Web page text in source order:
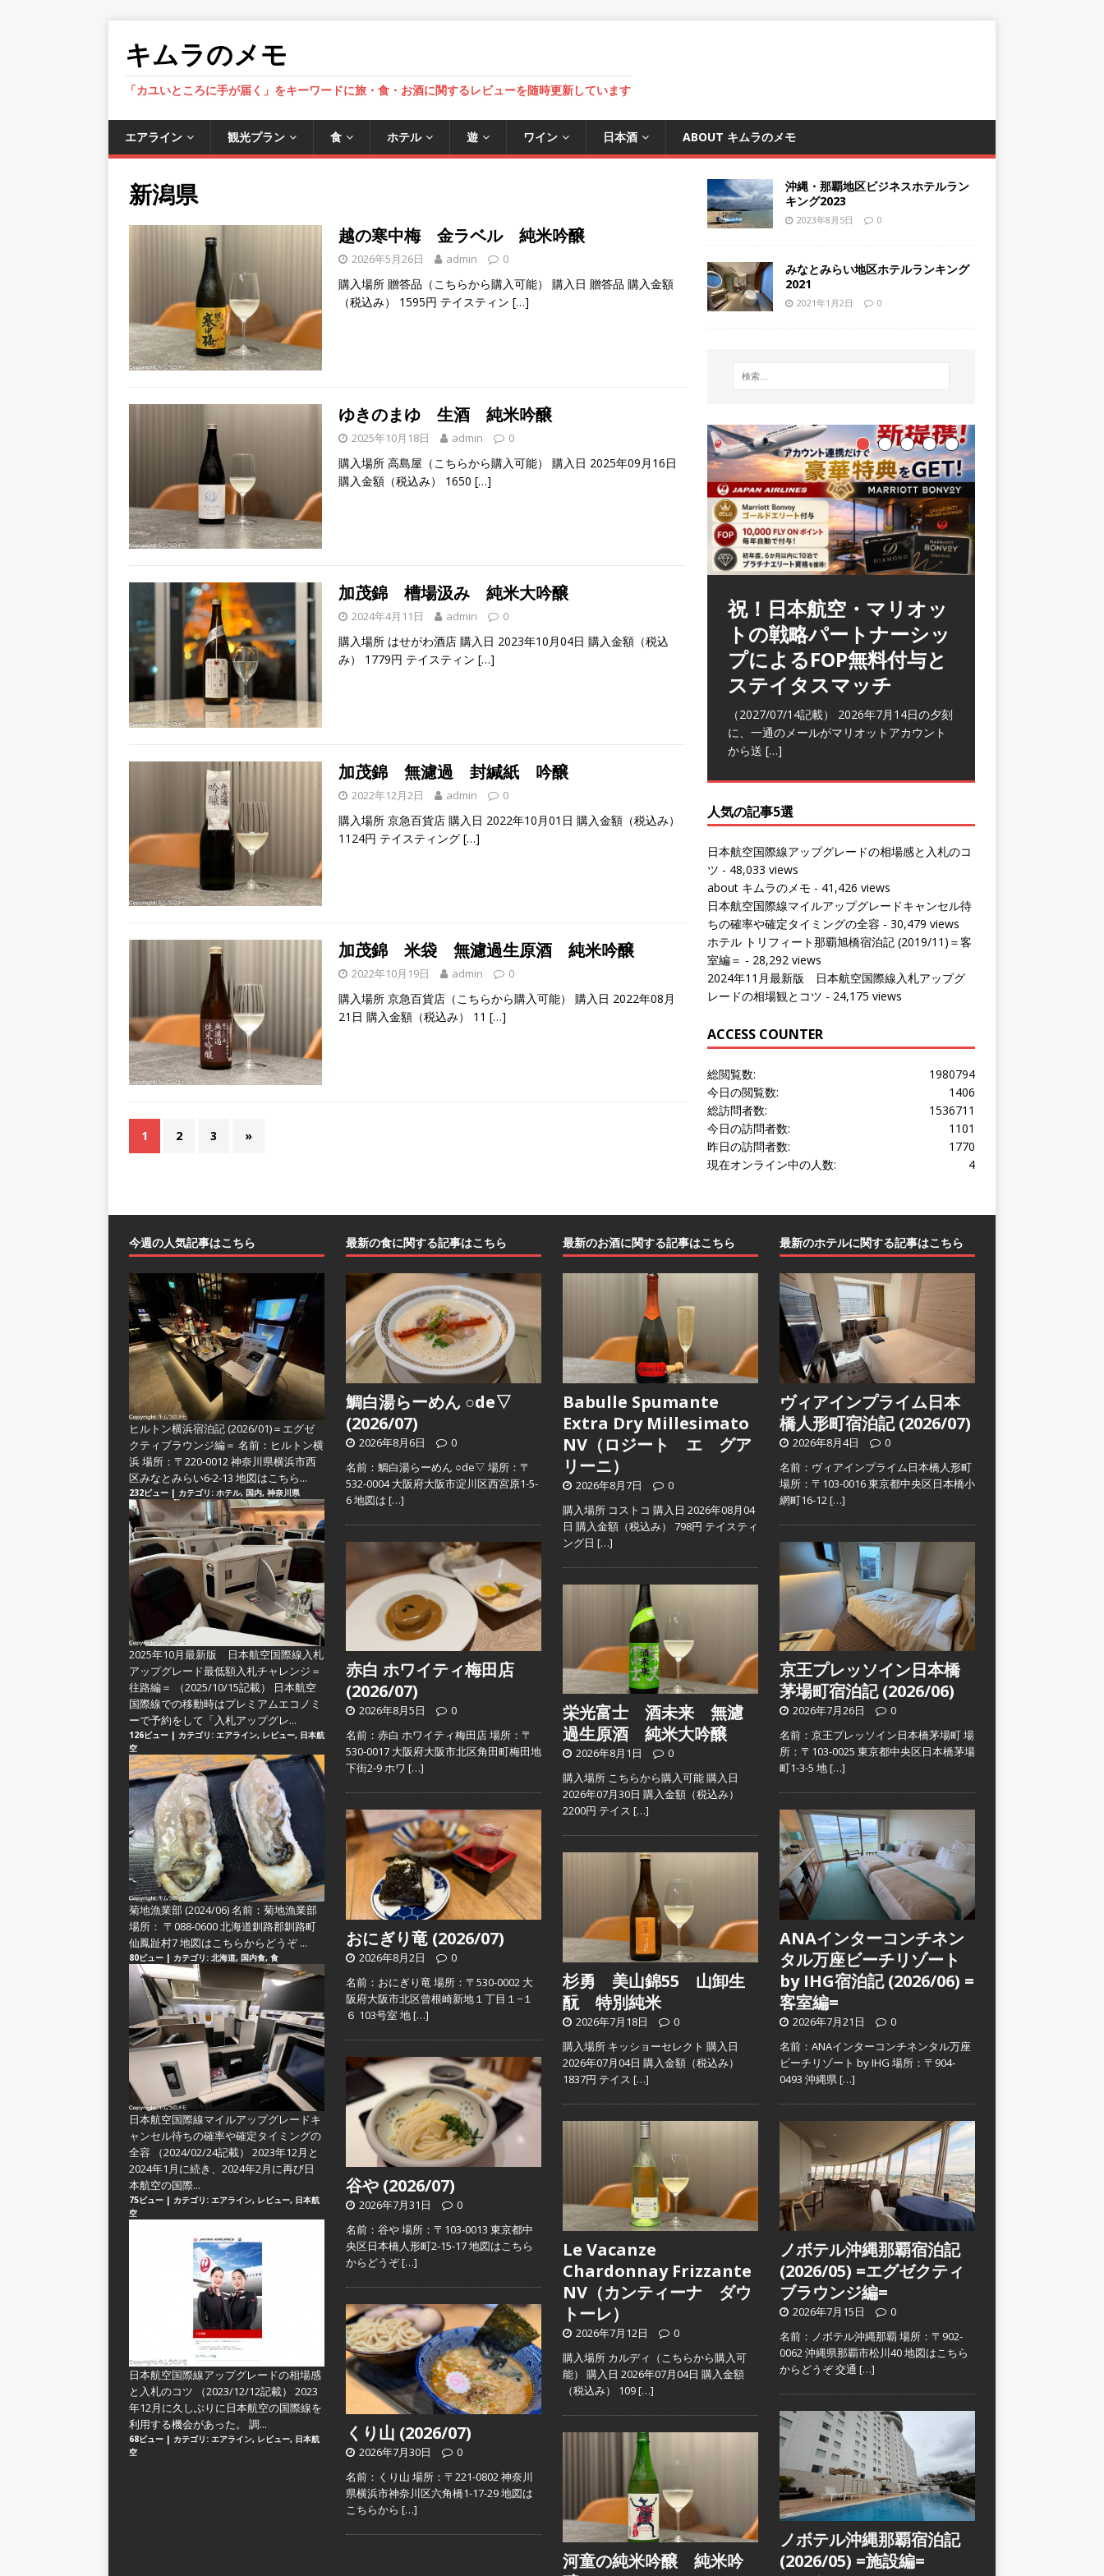
キムラのメモ
「カユいところに手が届く」をキーワードに旅・食・お酒に関するレビューを随時更新しています
エアライン 観光プラン 食 ホテル 遊 ワイン 日本酒 ABOUT キムラのメモ
新潟県
越の寒中梅 金ラベル 純米吟醸
2026年5月26日 admin 0
購入場所 贈答品（こちらから購入可能） 購入日 贈答品 購入金額
（税込み） 1595円 テイスティン […]
ゆきのまゆ 生酒 純米吟醸
2025年10月18日 admin 0
購入場所 高島屋（こちらから購入可能） 購入日 2025年09月16日
購入金額（税込み） 1650 […]
加茂錦 槽場汲み 純米大吟醸
2024年4月11日 admin 0
購入場所 はせがわ酒店 購入日 2023年10月04日 購入金額（税込
み） 1779円 テイスティン […]
加茂錦 無濾過 封緘紙 吟醸
2022年12月2日 admin 0
購入場所 京急百貨店 購入日 2022年10月01日 購入金額（税込み）
1124円 テイスティング […]
加茂錦 米袋 無濾過生原酒 純米吟醸
2022年10月19日 admin 0
購入場所 京急百貨店（こちらから購入可能） 購入日 2022年08月
21日 購入金額（税込み） 11 […]
1 2 3 »
沖縄・那覇地区ビジネスホテルラン
キング2023
2023年8月5日 0
みなとみらい地区ホテルランキング
2021
2021年1月2日 0
祝！日本航空・マリオッ
トの戦略パートナーシッ
プによるFOP無料付与と
ステイタスマッチ
（2027/07/14記載） 2026年7月14日の夕刻
に、一通のメールがマリオットアカウント
から送 […]
ラウンジ 華 那覇空港
(2026/05)
（2026/06/07記載） 2026年5月下旬の平日
に那覇を訪れた際に利用した。 こちらのラ
ウンジ
[…]
人気の記事5選
日本航空国際線アップグレードの相場感と入札のコ
ツ - 48,033 views
about キムラのメモ - 41,426 views
日本航空国際線マイルアップグレードキャンセル待
ちの確率や確定タイミングの全容 - 30,479 views
ホテル トリフィート那覇旭橋宿泊記 (2019/11)＝客
室編＝ - 28,292 views
2024年11月最新版 日本航空国際線入札アップグ
レードの相場観とコツ - 24,175 views
ACCESS COUNTER
1980794
総閲覧数:
1406
今日の閲覧数:
1536711
総訪問者数:
1101
今日の訪問者数:
1770
昨日の訪問者数:
4
現在オンライン中の人数:
今週の人気記事はこちら
ヒルトン横浜宿泊記 (2026/01)＝エグゼ
クティブラウンジ編＝ 名前：ヒルトン横
浜 場所：〒220-0012 神奈川県横浜市西
区みなとみらい6-2-13 地図はこちら...
232ビュー | カテゴリ: ホテル, 国内, 神奈川県
2025年10月最新版 日本航空国際線入札
アップグレード最低額入札チャレンジ＝
往路編＝
（2025/10/15記載） 日本航空
国際線での移動時はプレミアムエコノミ
ーで予約をして「入札アップグレ...
126ビュー | カテゴリ: エアライン, レビュー, 日本航
空
菊地漁業部 (2024/06)名前：菊地漁業部
場所： 〒088-0600 北海道釧路郡釧路町
仙鳳趾村7 地図はこちらからどうぞ ...
80ビュー | カテゴリ: 北海道, 国内食, 食
日本航空国際線マイルアップグレードキ
ャンセル待ちの確率や確定タイミングの
全容
（2024/02/24記載） 2023年12月と
2024年1月に続き、2024年2月に再び日
本航空の国際...
75ビュー | カテゴリ: エアライン, レビュー, 日本航
空
日本航空国際線アップグレードの相場感
と入札のコツ
（2023/12/12記載） 2023
年12月に久しぶりに日本航空の国際線を
利用する機会があった。 調...
68ビュー | カテゴリ: エアライン, レビュー, 日本航
空
最新の食に関する記事はこちら
鯛白湯らーめん ○de▽
(2026/07)
2026年8月6日
0
名前：鯛白湯らーめん ○de▽ 場所：〒
532-0004 大阪府大阪市淀川区西宮原1-5-
6 地図は […]
赤白 ホワイティ梅田店
(2026/07)
2026年8月5日
0
名前：赤白 ホワイティ梅田店 場所：〒
530-0017 大阪府大阪市北区角田町梅田地
下街2-9 ホワ […]
おにぎり竜 (2026/07)
2026年8月2日
0
名前：おにぎり竜 場所：〒530-0002 大
阪府大阪市北区曾根崎新地１丁目１−１
６ 103号室 地[…]
谷や (2026/07)
2026年7月31日
0
名前：谷や 場所：〒103-0013 東京都中
央区日本橋人形町2-15-17 地図はこちら
からどうぞ[…]
くり山 (2026/07)
2026年7月30日
0
名前：くり山 場所：〒221-0802 神奈川
県横浜市神奈川区六角橋1-17-29 地図は
こちらから […]
最新のお酒に関する記事はこちら
Babulle Spumante
Extra Dry Millesimato
NV（ロジート エ グア
リーニ）
2026年8月7日
0
購入場所 コストコ 購入日 2026年08月04
日 購入金額（税込み） 798円 テイスティ
ング日 […]
栄光富士 酒未来 無濾
過生原酒 純米大吟醸
2026年8月1日
0
購入場所 こちらから購入可能 購入日
2026年07月30日 購入金額（税込み）
2200円 テイス […]
杉勇 美山錦55 山卸生
酛 特別純米
2026年7月18日
0
購入場所 キッショーセレクト 購入日
2026年07月04日 購入金額（税込み）
1837円 テイス […]
Le Vacanze
Chardonnay Frizzante
NV（カンティーナ ダウ
トーレ）
2026年7月12日
0
購入場所 カルディ（こちらから購入可
能） 購入日 2026年07月04日 購入金額
（税込み） 109[…]
河童の純米吟醸 純米吟
最新のホテルに関する記事はこちら
ヴィアインプライム日本
橋人形町宿泊記 (2026/07)
2026年8月4日
0
名前：ヴィアインプライム日本橋人形町
場所：〒103-0016 東京都中央区日本橋小
網町16-12[…]
京王プレッソイン日本橋
茅場町宿泊記 (2026/06)
2026年7月26日
0
名前：京王プレッソイン日本橋茅場町 場
所：〒103-0025 東京都中央区日本橋茅場
町1-3-5 地[…]
ANAインターコンチネン
タル万座ビーチリゾート
by IHG宿泊記 (2026/06) =
客室編=
2026年7月21日
0
名前：ANAインターコンチネンタル万座
ビーチリゾート by IHG 場所：〒904-
0493 沖縄県[…]
ノボテル沖縄那覇宿泊記
(2026/05) =エグゼクティ
ブラウンジ編=
2026年7月15日
0
名前：ノボテル沖縄那覇 場所：〒902-
0062 沖縄県那覇市松川40 地図はこちら
からどうぞ 交通 […]
ノボテル沖縄那覇宿泊記
(2026/05) =施設編=